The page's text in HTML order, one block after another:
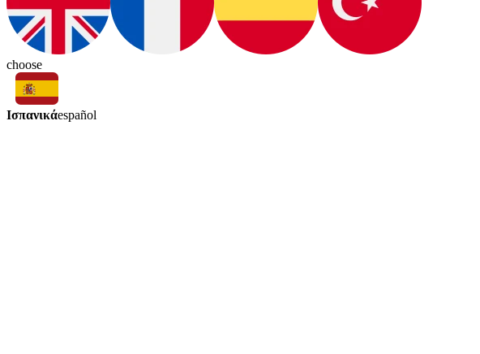
choose
Ισπανικάespañol